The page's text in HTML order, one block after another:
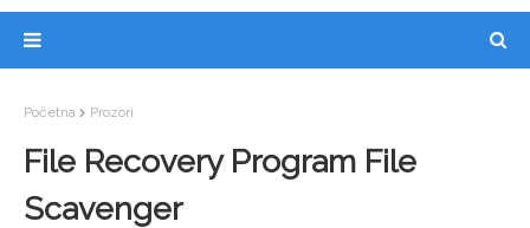
Početna Prozori
File Recovery Program File
Scavenger